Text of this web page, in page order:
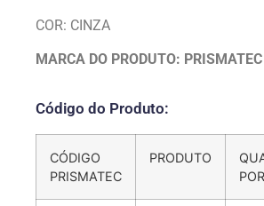
COR: CINZA
MARCA DO PRODUTO: PRISMATEC
Código do Produto:
CÓDIGO
PRISMATEC
PRODUTO